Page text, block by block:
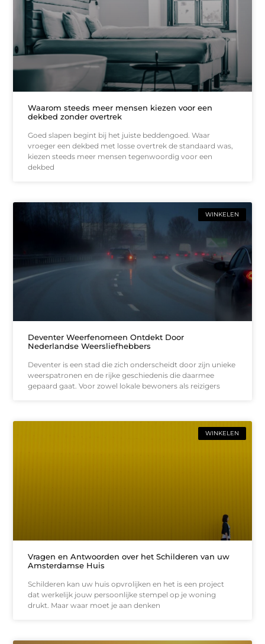
Waarom steeds meer mensen kiezen voor een
dekbed zonder overtrek
Goed slapen begint bij het juiste beddengoed. Waar
vroeger een dekbed met losse overtrek de standaard was,
kiezen steeds meer mensen tegenwoordig voor een
dekbed
WINKELEN
Deventer Weerfenomeen Ontdekt Door
Nederlandse Weersliefhebbers
Deventer is een stad die zich onderscheidt door zijn unieke
weerspatronen en de rijke geschiedenis die daarmee
gepaard gaat. Voor zowel lokale bewoners als reizigers
WINKELEN
Vragen en Antwoorden over het Schilderen van uw
Amsterdamse Huis
Schilderen kan uw huis opvrolijken en het is een project
dat werkelijk jouw persoonlijke stempel op je woning
drukt. Maar waar moet je aan denken